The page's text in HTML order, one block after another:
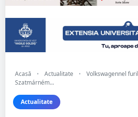
Acasă • Actualitate •
Volkswagennel
Szatmárném...
Actualitate